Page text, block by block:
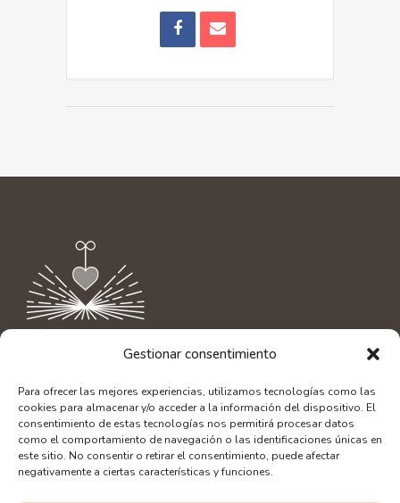
Gestionar consentimiento
Para ofrecer las mejores experiencias, utilizamos tecnologías como las
cookies para almacenar y/o acceder a la información del dispositivo. El
consentimiento de estas tecnologías nos permitirá procesar datos
como el comportamiento de navegación o las identificaciones únicas en
este sitio. No consentir o retirar el consentimiento, puede afectar
negativamente a ciertas características y funciones.
Diseño Web: SerLibreMente
Fotografía: Alberto Bacete